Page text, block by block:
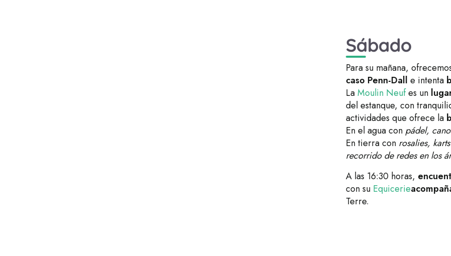
Sábado
Para su mañana,
caso Penn-Dall e intenta
LaMoulin Neufes un
del estanque, con
actividades que ofrece la
En el agua con pádel,
En tierra con rosalies,
recorrido de redes en los
A las 16:30 horas,
con su Equicerie
Terre.